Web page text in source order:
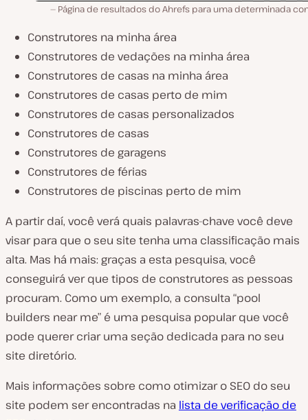
Página de resultados do Ahrefs para uma determinada
Construtores na minha área
Construtores de vedações na minha área
Construtores de casas na minha área
Construtores de casas perto de mim
Construtores de casas personalizados
Construtores de casas
Construtores de garagens
Construtores de férias
Construtores de piscinas perto de mim
A partir daí, você verá quais palavras-chave você deve
visar para que o seu site tenha uma classificação mais
alta. Mas há mais: graças a esta pesquisa, você
conseguirá ver que tipos de construtores as pessoas
procuram. Como um exemplo, a consulta “pool
builders near me” é uma pesquisa popular que você
pode querer criar uma seção dedicada para no seu
site diretório.
Mais informações sobre como otimizar o SEO do seu
site podem ser encontradas na lista de verificação de